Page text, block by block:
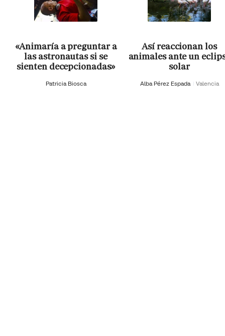
«Animaría a preguntar a
las astronautas si se
sienten decepcionadas»
Patricia Biosca
Así reaccionan los
animales ante un
solar
Alba Pérez Espada Valencia